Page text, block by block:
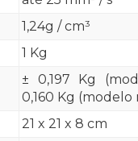
1,24g / cm³
1 Kg
± 0,197 Kg
0,160 Kg (modelo
21 x 21 x 8 cm